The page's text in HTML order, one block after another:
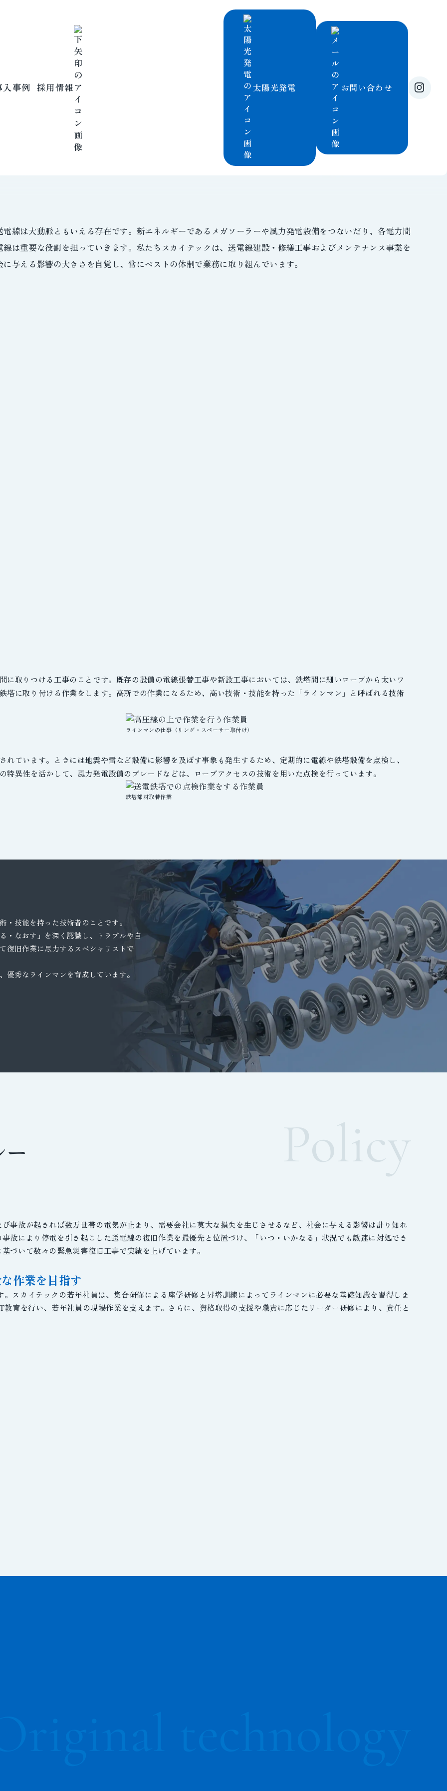
事例 採用情報 太陽光発電 お問い合わせ
線は大動脈ともいえる存在です。新エネルギーであるメガソーラーや風力発電設備をつないだり、各電力間
は重要な役割を担っていきます。私たちスカイテックは、送電線建設・修繕工事およびメンテナンス事業を
与える影響の大きさを自覚し、常にベストの体制で業務に取り組んでいます。
に取りつける工事のことです。既存の設備の電線張替工事や新設工事においては、鉄塔間に細いロープから太いワ
塔に取り付ける作業をします。高所での作業になるため、高い技術・技能を持った「ラインマン」と呼ばれる技術
ラインマンの仕事（リング・スペーサー取付け）
ています。ときには地震や雷など設備に影響を及ぼす事象も発生するため、定期的に電線や鉄塔設備を点検し、
異性を活かして、風力発電設備のブレードなどは、ロープアクセスの技術を用いた点検を行っています。
鉄塔部材取替作業
技能を持った技術者のことです。
・なおす」を深く認識し、トラブルや自
復旧作業に尽力するスペシャリストで
秀なラインマンを育成しています。
ー Policy
事故が起きれば数万世帯の電気が止まり、需要会社に莫大な損失を生じさせるなど、社会に与える影響は計り知れ
故により停電を引き起こした送電線の復旧作業を最優先と位置づけ、「いつ・いかなる」状況でも敏速に対処でき
づいて数々の緊急災害復旧工事で実績を上げています。
作業を目指す
スカイテックの若年社員は、集合研修による座学研修と昇塔訓練によってラインマンに必要な基礎知識を習得しま
育を行い、若年社員の現場作業を支えます。さらに、資格取得の支援や職責に応じたリーダー研修により、責任と